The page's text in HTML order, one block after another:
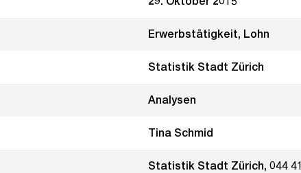
Erwerbstätigkeit, Lohn
Statistik Stadt Zürich
Analysen
Tina Schmid
Statistik Stadt Zürich, 044